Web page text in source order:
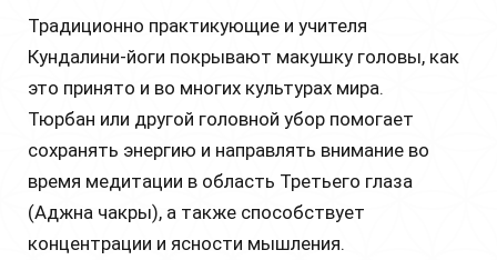
Традиционно практикующие и учителя
Кундалини-йоги покрывают макушку головы, как
это принято и во многих культурах мира.
Тюрбан или другой головной убор помогает
сохранять энергию и направлять внимание во
время медитации в область Третьего глаза
(Аджна чакры), а также способствует
концентрации и ясности мышления.